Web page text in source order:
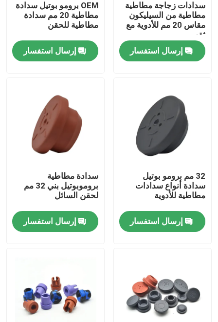
منزل
حول بنا
جولة في المعمل
اتصل بنا
طلب اقتباس
سدادة مطاطية طبية
مكبس حقنة مطاطية
سدادات زجاجة مطاطية
مطاطية من السيليكون
مقاس 20 مم للأدوية مع
ثقب
إرسال استفسار
OEM برومو بوتيل سدادة
مطاطية 20 مم سدادة
مطاطية للحقن
إرسال استفسار
32 مم برومو بوتيل
سدادة أنواع سدادات
مطاطية للأدوية
إرسال استفسار
سدادة مطاطية
بروموبوتيل بني 32 مم
لحقن السائل
إرسال استفسار